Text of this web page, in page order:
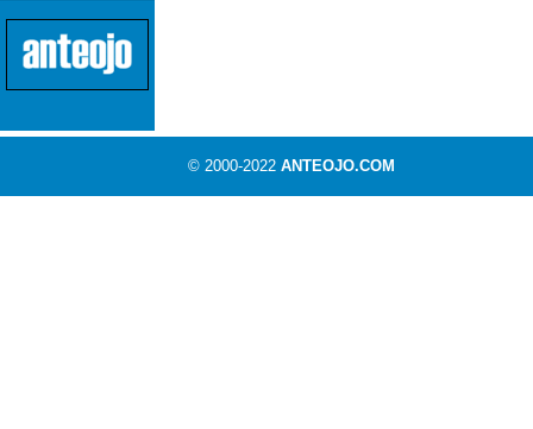
© 2000-2022 ANTEOJO.COM